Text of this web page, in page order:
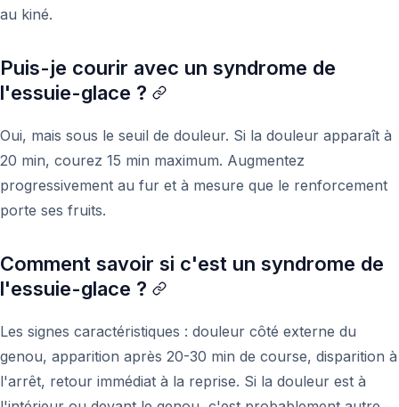
au kiné.
Puis-je courir avec un syndrome de
l'essuie-glace ?
Oui, mais sous le seuil de douleur. Si la douleur apparaît à
20 min, courez 15 min maximum. Augmentez
progressivement au fur et à mesure que le renforcement
porte ses fruits.
Comment savoir si c'est un syndrome de
l'essuie-glace ?
Les signes caractéristiques : douleur côté externe du
genou, apparition après 20-30 min de course, disparition à
l'arrêt, retour immédiat à la reprise. Si la douleur est à